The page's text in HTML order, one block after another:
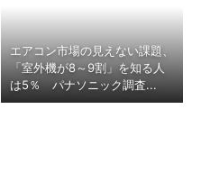
エアコン市場の見えない課題、
「室外機が8～9割」を知る人
は5％ パナソニック調査...